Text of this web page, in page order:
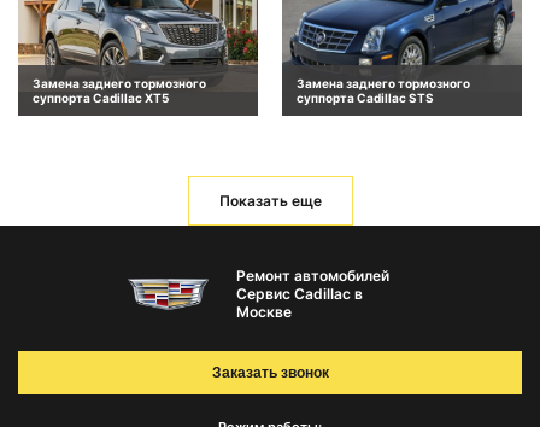
Замена заднего тормозного
суппорта Cadillac XT5
Замена заднего тормозного
суппорта Cadillac STS
Показать еще
Ремонт автомобилей
Сервис Cadillac в
Москве
Заказать звонок